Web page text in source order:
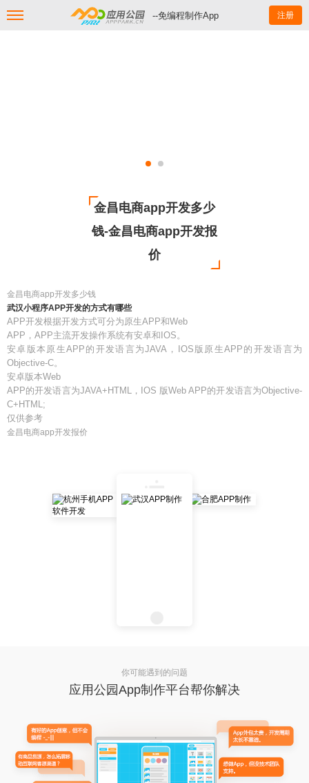
--免编程制作App 注册
金昌电商app开发多少
钱-金昌电商app开发报
价
金昌电商app开发多少钱
武汉小程序APP开发的方式有哪些
APP开发根据开发方式可分为原生APP和Web
APP，APP主流开发操作系统有安卓和IOS。
安卓版本原生APP的开发语言为JAVA，IOS版原生APP的开发语言为
Objective-C。
安卓版本Web
APP的开发语言为JAVA+HTML，IOS 版Web APP的开发语言为Objective-
C+HTML;
仅供参考
金昌电商app开发报价
你可能遇到的问题
应用公园App制作平台帮你解决